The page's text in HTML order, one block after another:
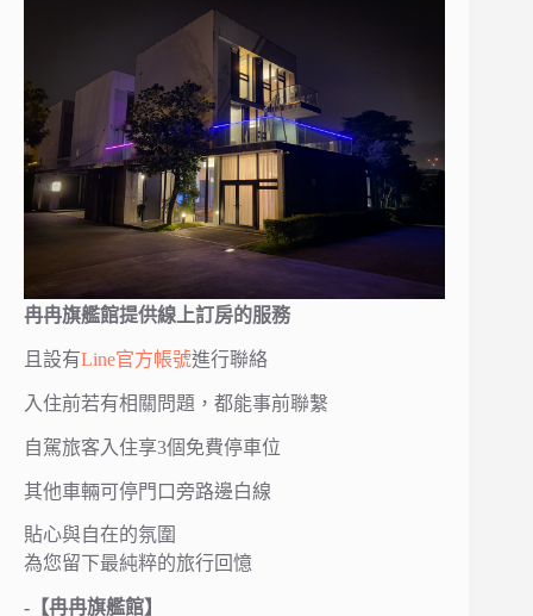
冉冉旗艦館提供線上訂房的服務
且設有Line官方帳號進行聯絡
入住前若有相關問題，都能事前聯繫
自駕旅客入住享3個免費停車位
其他車輛可停門口旁路邊白線
貼心與自在的氛圍
為您留下最純粹的旅行回憶
-【冉冉旗艦館】